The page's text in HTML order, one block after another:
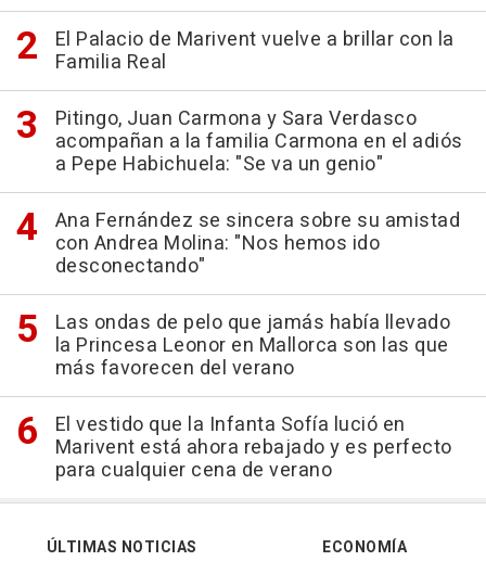
El Palacio de Marivent vuelve a brillar con la
Familia Real
Pitingo, Juan Carmona y Sara Verdasco
acompañan a la familia Carmona en el adiós
a Pepe Habichuela: "Se va un genio"
Ana Fernández se sincera sobre su amistad
con Andrea Molina: "Nos hemos ido
desconectando"
Las ondas de pelo que jamás había llevado
la Princesa Leonor en Mallorca son las que
más favorecen del verano
El vestido que la Infanta Sofía lució en
Marivent está ahora rebajado y es perfecto
para cualquier cena de verano
ÚLTIMAS NOTICIAS
ECONOMÍA